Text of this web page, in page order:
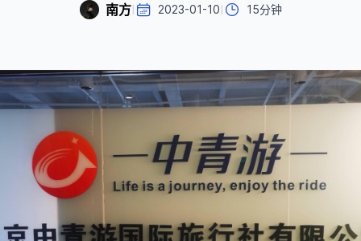
南方I 2023-01-10I 15分钟